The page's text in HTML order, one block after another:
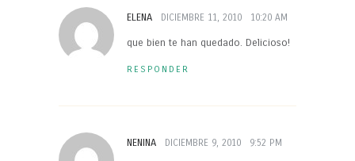
ELENA DICIEMBRE 11, 2010 10:20 AM
que bien te han quedado. Delicioso!
RESPONDER
NENINA DICIEMBRE 9, 2010 9:52 PM